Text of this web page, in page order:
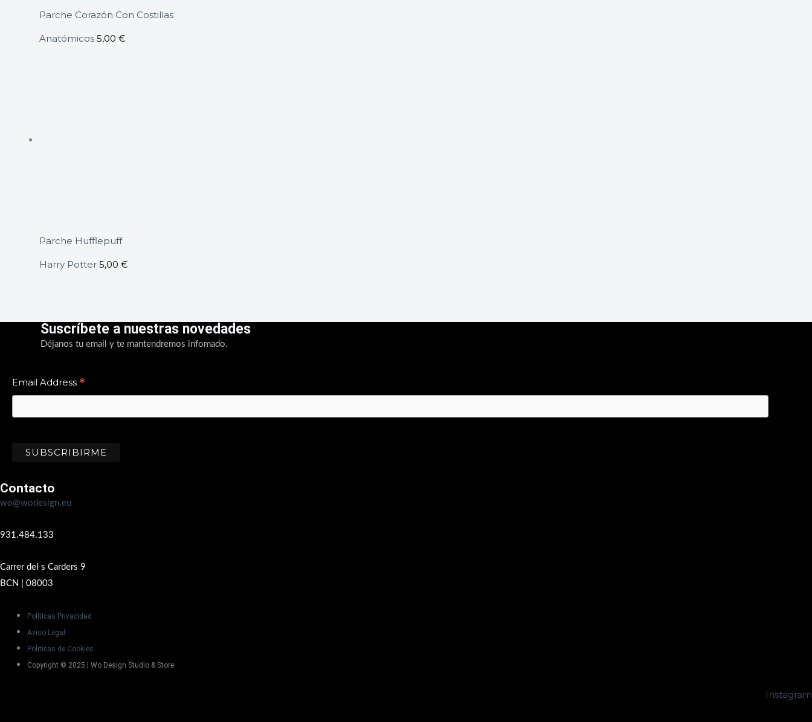
Parche Corazón Con Costillas
Anatómicos 5,00 €
Parche Hufflepuff
Harry Potter 5,00 €
Suscríbete a nuestras novedades
Déjanos tu email y te mantendremos infomado.
Email Address *
Contacto
wo@wodesign.eu
931.484.133
Carrer del s Carders 9
BCN | 08003
Politicas Privacidad
Aviso Legal
Politicas de Cookies
Copyright © 2025 | Wo Design Studio & Store
Instagram